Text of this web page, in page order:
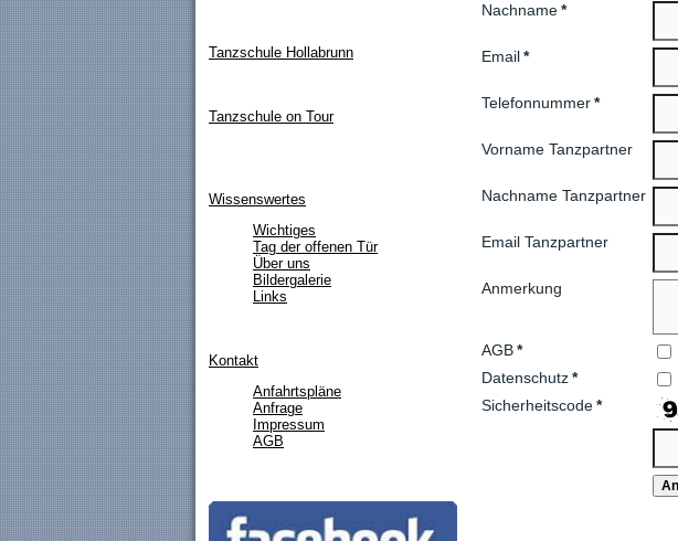
Tanzschule Hollabrunn
Tanzschule on Tour
Wissenswertes
Wichtiges
Tag der offenen Tür
Über uns
Bildergalerie
Links
Kontakt
Anfahrtspläne
Anfrage
Impressum
AGB
Nachname*
Email*
Telefonnummer*
Vorname Tanzpartner
Nachname Tanzpartner
Email Tanzpartner
Anmerkung
AGB*
Datenschutz*
Sicherheitscode*